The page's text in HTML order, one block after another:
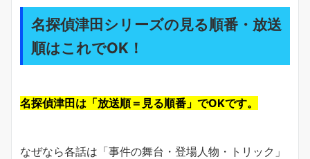
名探偵津田シリーズの見る順番・放送
順はこれでOK！
名探偵津田は「放送順＝見る順番」でOKです。
なぜなら各話は「事件の舞台・登場人物・トリック」